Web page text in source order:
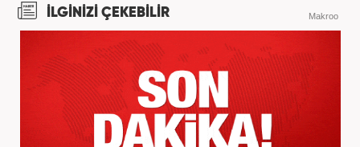
İLGİNİZİ ÇEKEBİLİR Makroo